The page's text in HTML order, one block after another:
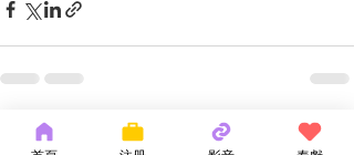
最新文章 查看全部